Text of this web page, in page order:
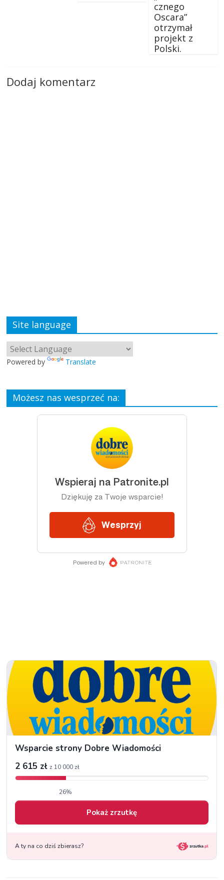
cznego
Oscara”
otrzymał
projekt z
Polski.
Dodaj komentarz
Site language
Powered by Translate
Możesz nas wesprzeć na: